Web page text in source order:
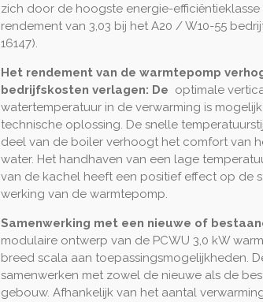
zich door de hoogste energie-efficiëntieklasse
rendement van 3,03 bij het A20 / W10-55
16147).
Het rendement van de warmtepomp
bedrijfskosten verlagen: De optimale
watertemperatuur in de verwarming is
technische oplossing. De snelle
deel van de boiler verhoogt het comfort van
water. Het handhaven van een lage
van de kachel heeft een positief effect op de
werking van de warmtepomp.
Samenwerking met een nieuwe of
modulaire ontwerp van de PCWU 3,0 kW
breed scala aan toepassingsmogelijkheden.
samenwerken met zowel de nieuwe als de
gebouw. Afhankelijk van het aantal